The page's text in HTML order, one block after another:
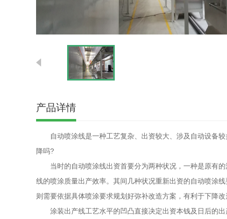
产品详情
自动喷涂线是一种工艺复杂、出资较大、涉及自动设备较
降吗?
当时的自动喷涂线出资首要分为两种状况，一种是原有的
线的喷涂质量出产效率。其间几种状况重新出资的自动喷涂
则需要依据具体喷涂要求规划好弥补改造方案，有利于下降改
涂装出产线工艺水平的凹凸直接决定出资本钱及日后的出